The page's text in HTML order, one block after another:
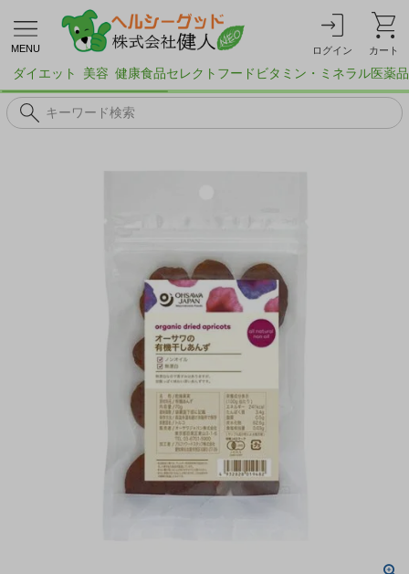
MENU ログイン カート
ダイエット 美容 健康食品セレクトフード ビタミン・ミネラル医薬品